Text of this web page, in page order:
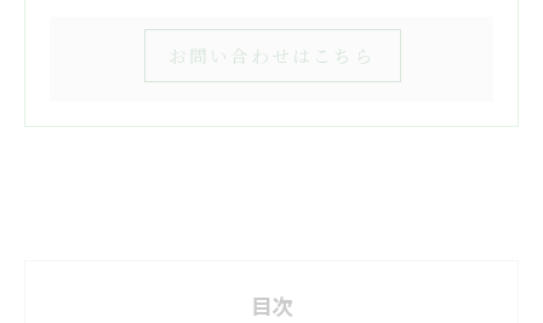
お問い合わせはこちら
目次